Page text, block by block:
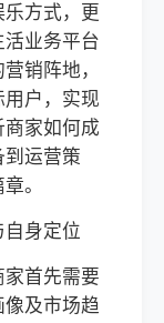
方式，更
业务平台
销阵地，
户，实现
家如何成
运营策
。
身定位
首先需要
及市场趋